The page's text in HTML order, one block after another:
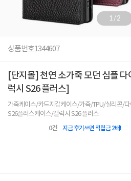
1/2
상품번호1344607
[단지몰] 천연 소가죽 모던 심플
럭시 S26 플러스]
가죽케이스/카드지갑케이스/가죽/TPU/실리콘/
S26플러스케이스/갤럭시 S26 플러스
0건 지금 후기쓰면 적립금 2배!